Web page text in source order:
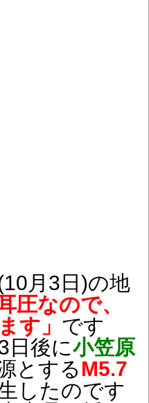
月3日)の地
圧なので、
す」 です
日後に小笠原
とする M5.7
したのです